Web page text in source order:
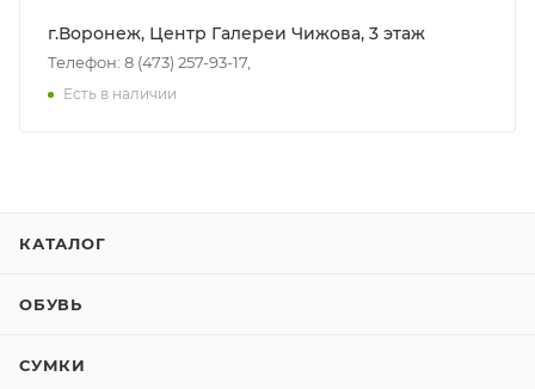
г.Воронеж, Центр Галереи Чижова, 3 этаж
Телефон: 8 (473) 257-93-17,
Есть в наличии
КАТАЛОГ
ОБУВЬ
СУМКИ